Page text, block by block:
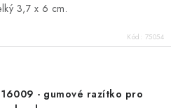
3,7 x 6 cm.
Kód: 75054
- gumové razítko pro